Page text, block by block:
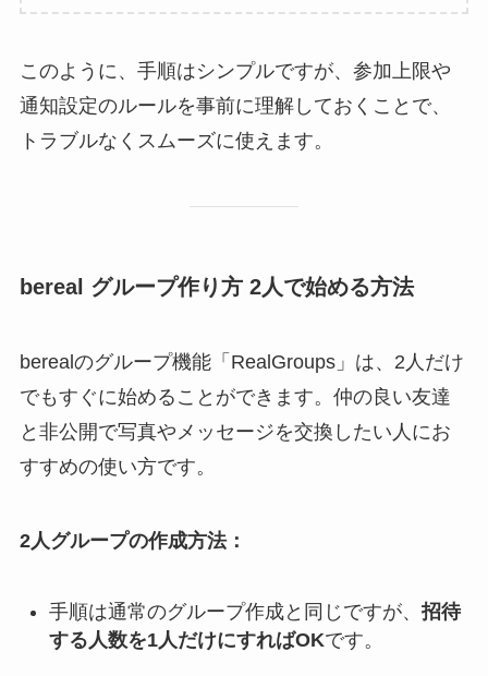
このように、手順はシンプルですが、参加上限や
通知設定のルールを事前に理解しておくことで、
トラブルなくスムーズに使えます。
bereal グループ作り方 2人で始める方法
berealのグループ機能「RealGroups」は、2人だけ
でもすぐに始めることができます。仲の良い友達
と非公開で写真やメッセージを交換したい人にお
すすめの使い方です。
2人グループの作成方法：
手順は通常のグループ作成と同じですが、 招待
する人数を1人だけにすればOKです。